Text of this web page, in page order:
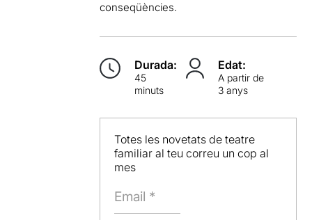
conseqüències.
Durada:
45
minuts
Edat:
A partir de
3 anys
Totes les novetats de teatre
familiar al teu correu un cop al
mes